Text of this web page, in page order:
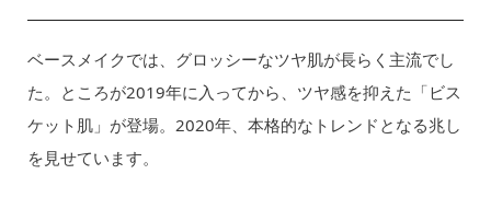
ベースメイクでは、グロッシーなツヤ肌が長らく主流でし
た。ところが2019年に入ってから、ツヤ感を抑えた「ビス
ケット肌」が登場。2020年、本格的なトレンドとなる兆し
を見せています。